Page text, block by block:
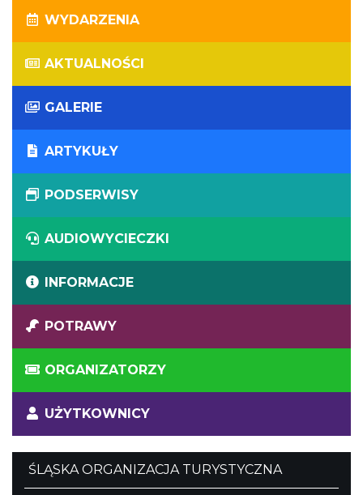
WYDARZENIA
AKTUALNOŚCI
GALERIE
ARTYKUŁY
PODSERWISY
AUDIOWYCIECZKI
INFORMACJE
POTRAWY
ORGANIZATORZY
UŻYTKOWNICY
ŚLĄSKA ORGANIZACJA TURYSTYCZNA